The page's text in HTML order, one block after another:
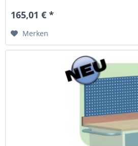
165,01 € *
Merken